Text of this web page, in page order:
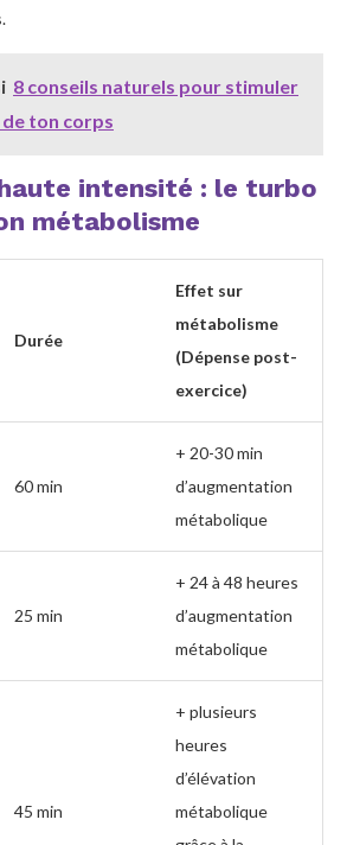
8 conseils naturels pour stimuler
ton corps
intensité : le turbo
métabolisme
Durée
Effet sur
métabolisme
(Dépense post-
exercice)
60 min
+ 20-30 min
d’augmentation
métabolique
25 min
+ 24 à 48 heures
d’augmentation
métabolique
45 min
+ plusieurs
heures
d’élévation
métabolique